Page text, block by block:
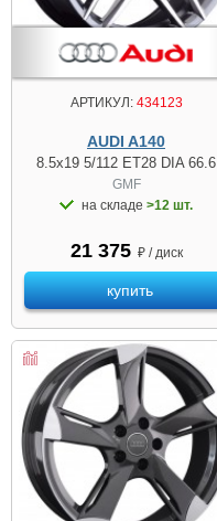
АРТИКУЛ:434123
AUDI A140
8.5x19 5/112 ET28 DIA 66.6
GMF
на складе >12 шт.
21 375 ₽ / диск
купить